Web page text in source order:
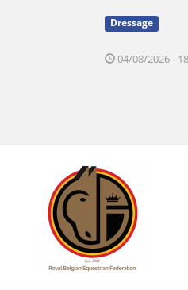
Dressage
04/08/2026 -